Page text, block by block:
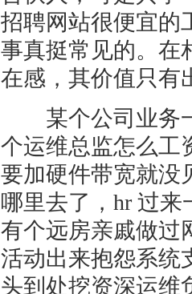
招聘网站很便宜的
事真挺常见的。在
在感，其价值只有
某个公司业务一
个运维总监怎么工
要加硬件带宽就没
哪里去了，hr 过
有个远房亲戚做过
活动出来抱怨系统
头到处挖资深运维